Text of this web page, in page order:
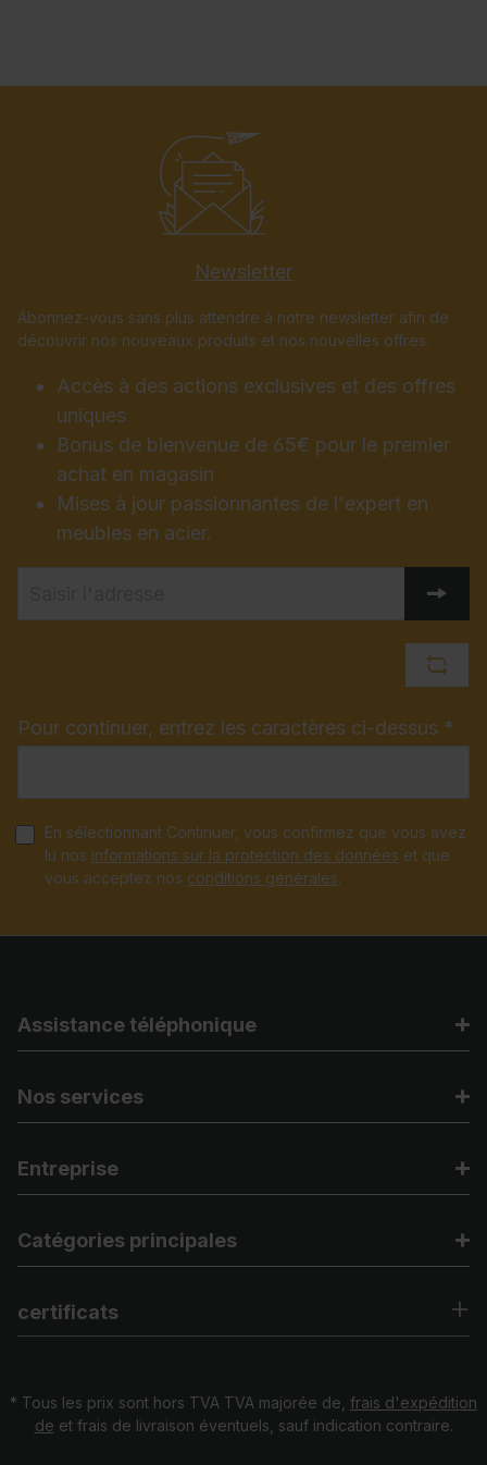
Newsletter
Abonnez-vous sans plus attendre à notre newsletter afin de
découvrir nos nouveaux produits et nos nouvelles offres.
Accès à des actions exclusives et des offres
uniques
Bonus de bienvenue de 65€ pour le premier
achat en magasin
Mises à jour passionnantes de l'expert en
meubles en acier.
Pour continuer, entrez les caractères ci-dessus *
En sélectionnant Continuer, vous confirmez que vous avez
lu nos informations sur la protection des données et que
vous acceptez nos conditions générales.
Assistance téléphonique
Nos services
Entreprise
Catégories principales
certificats
* Tous les prix sont hors TVA TVA majorée de, frais d'expédition
de et frais de livraison éventuels, sauf indication contraire.